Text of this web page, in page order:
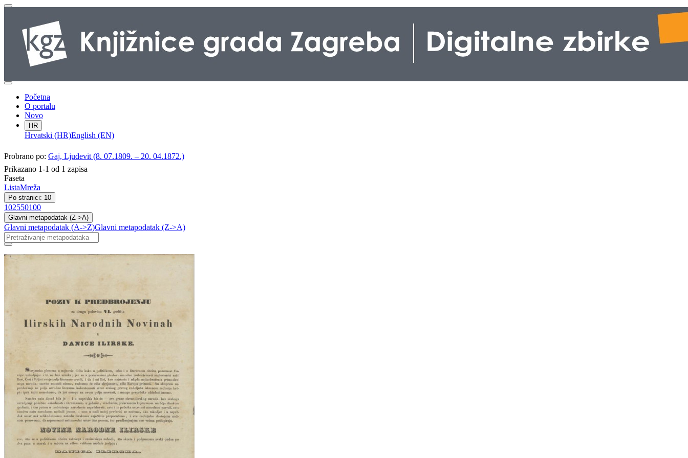
Početna
O portalu
Novo
HR
Hrvatski (HR)English (EN)
Probrano po: Gaj, Ljudevit (8. 07.1809. – 20. 04.1872.)
Prikazano 1-1 od 1 zapisa
Faseta
ListaMreža
Po stranici: 10
102550100
Glavni metapodatak (Z->A)
Glavni metapodatak (A->Z)Glavni metapodatak (Z->A)